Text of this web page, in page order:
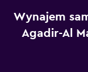
Wynajem
Agadir-Al